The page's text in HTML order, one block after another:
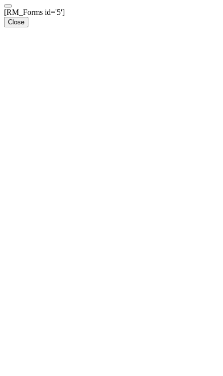
[RM_Forms id='5']
Close